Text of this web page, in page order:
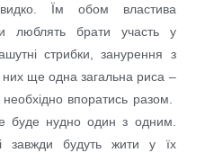
Їм обом властива
люблять брати участь у
стрибки, занурення з
ще одна загальна риса –
впоратись разом.
буде нудно один з одним.
завжди будуть жити у їх